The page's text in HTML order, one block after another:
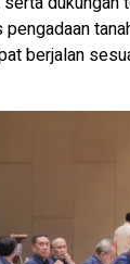
berjalan